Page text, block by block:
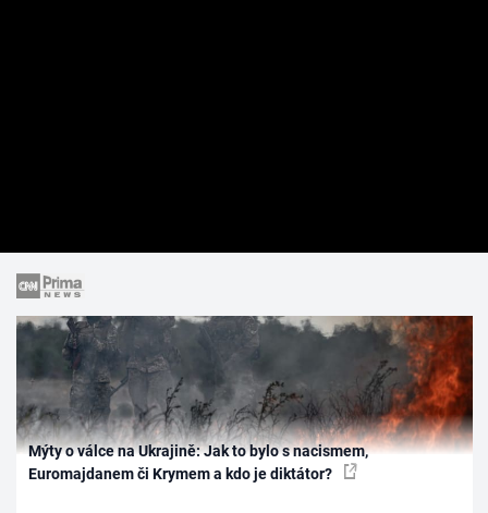
Mýty o válce na Ukrajině: Jak to bylo s nacismem,
Euromajdanem či Krymem a kdo je diktátor?